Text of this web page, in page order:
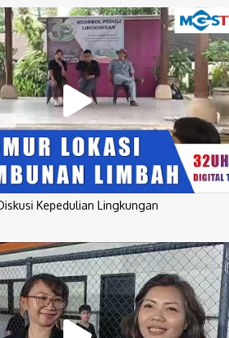
Kepedulian Lingkungan